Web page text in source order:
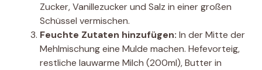
Zucker, Vanillezucker und Salz in einer großen
Schüssel vermischen.
Feuchte Zutaten hinzufügen: In der Mitte der
Mehlmischung eine Mulde machen. Hefevorteig,
restliche lauwarme Milch (200ml), Butter in